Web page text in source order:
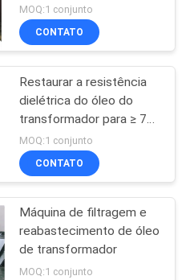
MOQ:1 conjunto
CONTATO
Restaurar a resistência
dielétrica do óleo do
transformador para ≥ 75
kV no local para
transformadores de
potência de 110 kV ≈
MOQ:1 conjunto
CONTATO
Máquina de filtragem e
reabastecimento de óleo
de transformador
MOQ:1 conjunto